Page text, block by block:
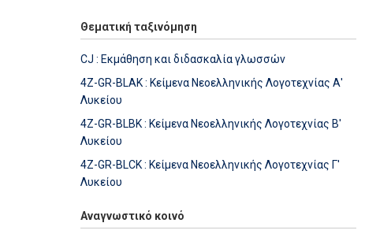
Θεματική ταξινόμηση
CJ : Εκμάθηση και διδασκαλία γλωσσών
4Z-GR-BLAK : Κείμενα Νεοελληνικής Λογοτεχνίας Α'
Λυκείου
4Z-GR-BLBK : Κείμενα Νεοελληνικής Λογοτεχνίας Β'
Λυκείου
4Z-GR-BLCK : Κείμενα Νεοελληνικής Λογοτεχνίας Γ'
Λυκείου
Αναγνωστικό κοινό